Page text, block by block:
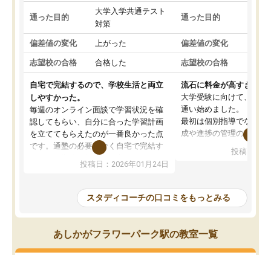
通った目的
大学入学共通テスト
対策
偏差値の変化 上がった
志望校の合格 合格した
自宅で完結するので、学校生活と両立
しやすかった。
毎週のオンライン面談で学習状況を確
認してもらい、自分に合った学習計画
を立ててもらえたのが一番良かった点
です。通塾の必要がなく自宅で完結す
たです。コーチが現役大学生で相談し
安も気軽に話せました。勉強習慣が身
についたと感じています。また、チャ
ットで質問できるのも便利でした。一
人では迷いがちだった受験勉強を、最
投稿日：2026年01月24日
通った目的
偏差値の変化
志望校の合格
流石に料金が高すぎる
大学受験に向けて、高2
通い始めました。
最初は個別指導でなく、
成や進捗の管理のみのコ
じ個別指導コースに変更
性が良くなかったです。
モチベーションが上がら
にやめてしまいました。
追加で料金を払うことで
方に変更することも可能
投稿日：
スタディコーチの口コミをもっとみる
あしかがフラワーパーク駅の教室一覧